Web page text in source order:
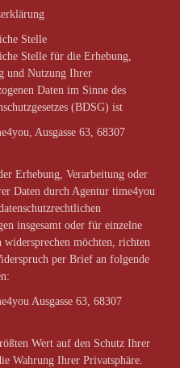
Stelle
Stelle für die Erhebung,
und Nutzung Ihrer
Daten im Sinne des
(BDSG) ist
Ausgasse 63, 68307
Erhebung, Verarbeitung oder
Daten durch Agentur time4you
insgesamt oder für einzelne
widersprechen möchten, richten
per Brief an folgende
Ausgasse 63, 68307
Wert auf den Schutz Ihrer
Wahrung Ihrer Privatsphäre.